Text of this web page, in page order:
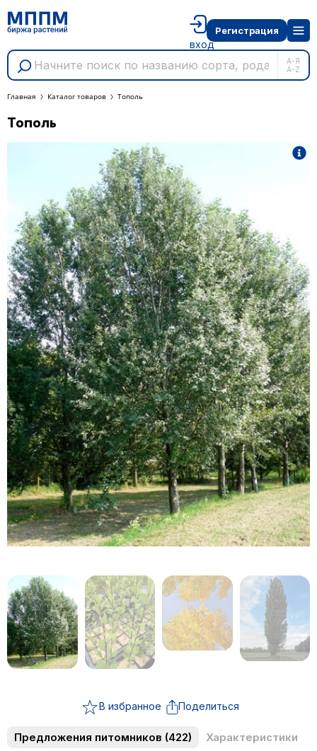
А-Я
A-Z
вход
Регистрация
Главная Каталог товаров Тополь
Тополь
В избранное Поделиться
Предложения питомников (422)
Характеристики